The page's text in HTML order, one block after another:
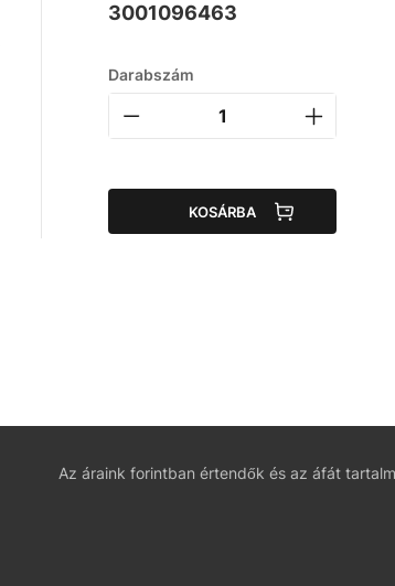
3001096463
Darabszám
KOSÁRBA
Az áraink forintban értendők és az áfát